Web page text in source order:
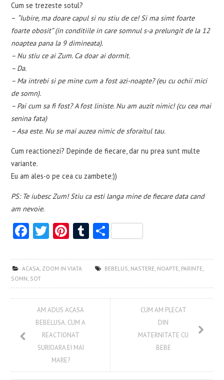
Cum se trezeste sotul?
– “Iubire, ma doare capul si nu stiu de ce! Si ma simt foarte
foarte obosit” (in conditiile in care somnul s-a prelungit de la 12
noaptea pana la 9 dimineata).
– Nu stiu ce ai Zum. Ca doar ai dormit.
– Da.
– Ma intrebi si pe mine cum a fost azi-noapte? (eu cu ochii mici
de somn).
– Pai cum sa fi fost? A fost liniste. Nu am auzit nimic! (cu cea mai
senina fata)
– Asa este. Nu se mai auzea nimic de sforaitul tau.
Cum reactionezi? Depinde de fiecare, dar nu prea sunt multe
variante.
Eu am ales-o pe cea cu zambete:))
PS: Te iubesc Zum! Stiu ca esti langa mine de fiecare data cand
am nevoie.
Fa
b
o
o
T
itt
Pi
er
t
T
m
r
S
re
ACASA, ZOOM IN VIATA BEBELUS, NASTERE, NOAPTE, PARINTE,
SOMN, SOT
AM ADUS ACASA
BEBELUSA. CUM A
REACTIONAT
SURIOARA EI MAI
MARE?
CUM AM PLECAT
DIN
MATERNITATE CU
BEBE